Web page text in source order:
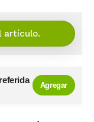
artículo.
Agregar